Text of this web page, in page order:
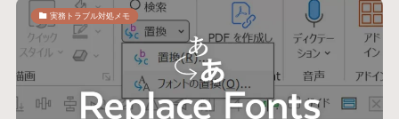
実務トラブル対処メモ